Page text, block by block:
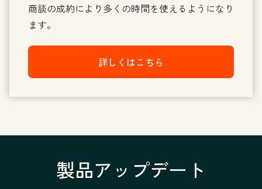
商談の成約により多くの時間を使えるようになり
ます。
詳しくはこちら
製品アップデート